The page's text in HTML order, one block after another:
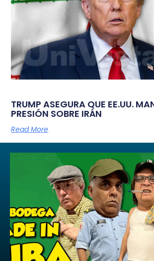
TRUMP ASEGURA QUE EE.UU.
PRESIÓN SOBRE IRÁN
Read More